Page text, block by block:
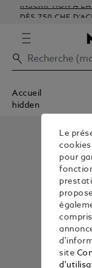
INSCRIPTION À
DÈS 750 CHF
Accueil
hidden
Le
pour
site